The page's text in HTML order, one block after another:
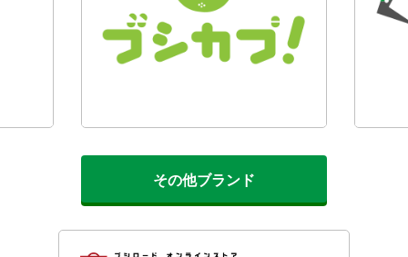
その他ブランド